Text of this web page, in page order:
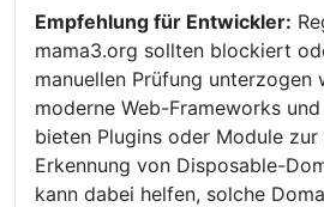
Empfehlung für Entwickler:
mama3.org sollten blockiert
manuellen Prüfung unterzogen
moderne Web-Frameworks
bieten Plugins oder Module
Erkennung von Disposable-
kann dabei helfen, solche